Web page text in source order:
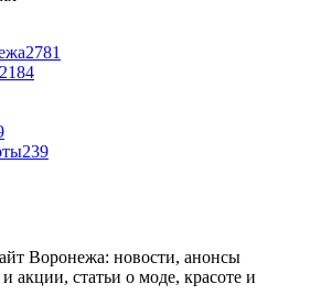
2781
2184
239
Воронежа: новости, анонсы
акции, статьи о моде, красоте и